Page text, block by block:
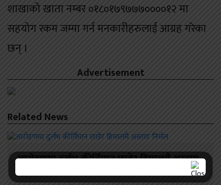
शाखाको खाता नम्बर ०१८०१७९७७७००००१२ मा
सहयोग रकम जम्मा गर्न मनकारीहरुलाई आग्रह गरेका
छन् ।
Advertisement
Related News
आरोहणमा दुर्लभ कीर्तिमान छाडेर हिमालमै अस्ताए
निर्मल